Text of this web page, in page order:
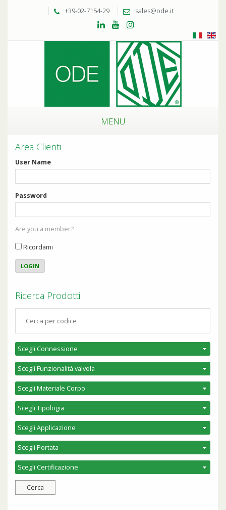
+39-02-7154-29 sales@ode.it
MENU
Area Clienti
User Name
Password
Are you a member?
Ricordami
Ricerca Prodotti